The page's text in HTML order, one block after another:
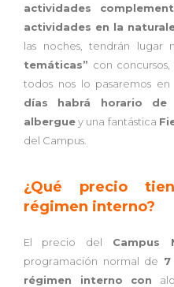
actividades
actividades en la
las noches, tendrán lugar
temáticas” con
todos nos lo pasaremos en
días habrá horario
alberguey una fantástica
del Campus.
¿Qué precio
régimen interno?
El precio del Campus
programación normal de
régimen interno
con